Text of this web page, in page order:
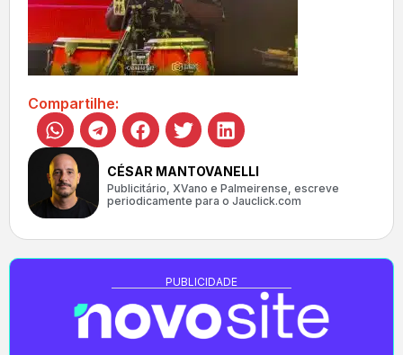
Compartilhe:
CÉSAR MANTOVANELLI
Publicitário, XVano e Palmeirense, escreve
periodicamente para o Jauclick.com
PUBLICIDADE